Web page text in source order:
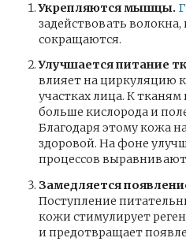
Укрепляются мышцы.
задействовать
сокращаются.
Улучшается питание
влияет на циркуляцию
участках лица. К
больше кислорода и
Благодаря этому кожа
здоровой. На фоне
процессов
Замедляется
Поступление
кожи стимулирует
и предотвращает